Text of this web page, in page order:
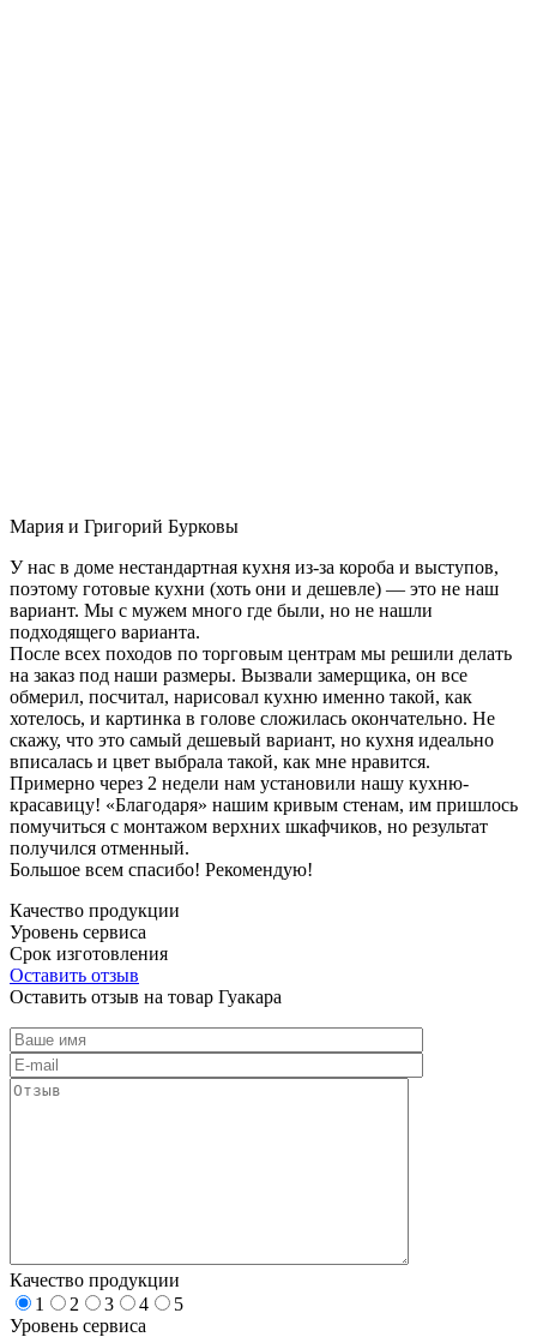
Мария и Григорий Бурковы
У нас в доме нестандартная кухня из-за короба и выступов,
поэтому готовые кухни (хоть они и дешевле) — это не наш
вариант. Мы с мужем много где были, но не нашли
подходящего варианта.
После всех походов по торговым центрам мы решили делать
на заказ под наши размеры. Вызвали замерщика, он все
обмерил, посчитал, нарисовал кухню именно такой, как
хотелось, и картинка в голове сложилась окончательно. Не
скажу, что это самый дешевый вариант, но кухня идеально
вписалась и цвет выбрала такой, как мне нравится.
Примерно через 2 недели нам установили нашу кухню-
красавицу! «Благодаря» нашим кривым стенам, им пришлось
помучиться с монтажом верхних шкафчиков, но результат
получился отменный.
Большое всем спасибо! Рекомендую!
Качество продукции
Уровень сервиса
Срок изготовления
Оставить отзыв
Оставить отзыв на товар Гуакара
Качество продукции
1
2 3 4
5
Уровень сервиса